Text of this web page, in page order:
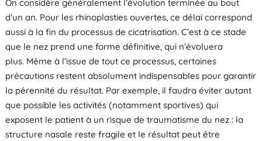
On considère généralement l’évolution terminée au bout
d’un an. Pour les rhinoplasties ouvertes, ce délai correspond
aussi à la fin du processus de cicatrisation. C’est à ce stade
que le nez prend une forme définitive, qui n’évoluera
plus. Même à l’issue de tout ce processus, certaines
précautions restent absolument indispensables pour garantir
la pérennité du résultat. Par exemple, il faudra éviter autant
que possible les activités (notamment sportives) qui
exposent le patient à un risque de traumatisme du nez : la
structure nasale reste fragile et le résultat peut être